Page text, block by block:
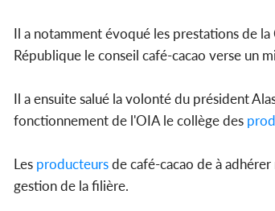
Il a notamment évoqué les prestations de
République le conseil café-cacao verse un
Il a ensuite salué la volonté du président
fonctionnement de l'OIA le collège des
Les producteursde café-cacao de à
gestion de la filière.